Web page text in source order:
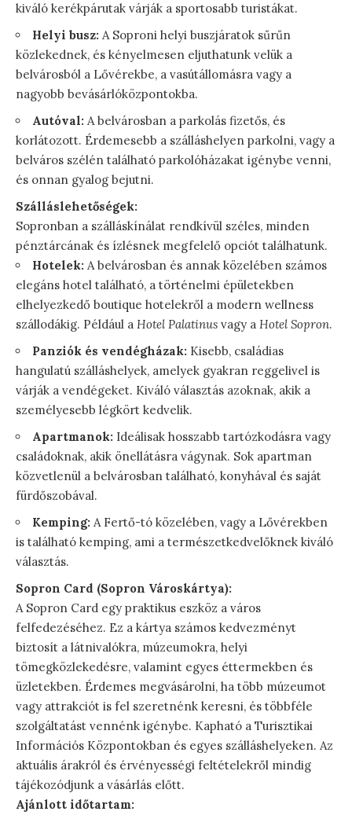
kiváló kerékpárutak várják a sportosabb turistákat.
Helyi busz: A Soproni helyi buszjáratok sűrűn
közlekednek, és kényelmesen eljuthatunk velük a
belvárosból a Lővérekbe, a vasútállomásra vagy a
nagyobb bevásárlóközpontokba.
Autóval: A belvárosban a parkolás fizetős, és
korlátozott. Érdemesebb a szálláshelyen parkolni, vagy a
belváros szélén található parkolóházakat igénybe venni,
és onnan gyalog bejutni.
Szálláslehetőségek:
Sopronban a szálláskínálat rendkívül széles, minden
pénztárcának és ízlésnek megfelelő opciót találhatunk.
Hotelek: A belvárosban és annak közelében számos
elegáns hotel található, a történelmi épületekben
elhelyezkedő boutique hotelekről a modern wellness
szállodákig. Például a Hotel Palatinus vagy a Hotel Sopron.
Panziók és vendégházak: Kisebb, családias
hangulatú szálláshelyek, amelyek gyakran reggelivel is
várják a vendégeket. Kiváló választás azoknak, akik a
személyesebb légkört kedvelik.
Apartmanok: Ideálisak hosszabb tartózkodásra vagy
családoknak, akik önellátásra vágynak. Sok apartman
közvetlenül a belvárosban található, konyhával és saját
fürdőszobával.
Kemping: A Fertő-tó közelében, vagy a Lővérekben
is található kemping, ami a természetkedvelőknek kiváló
választás.
Sopron Card (Sopron Városkártya):
A Sopron Card egy praktikus eszköz a város
felfedezéséhez. Ez a kártya számos kedvezményt
biztosít a látnivalókra, múzeumokra, helyi
tömegközlekedésre, valamint egyes éttermekben és
üzletekben. Érdemes megvásárolni, ha több múzeumot
vagy attrakciót is fel szeretnénk keresni, és többféle
szolgáltatást vennénk igénybe. Kapható a Turisztikai
Információs Központokban és egyes szálláshelyeken. Az
aktuális árakról és érvényességi feltételekről mindig
tájékozódjunk a vásárlás előtt.
Ajánlott időtartam: